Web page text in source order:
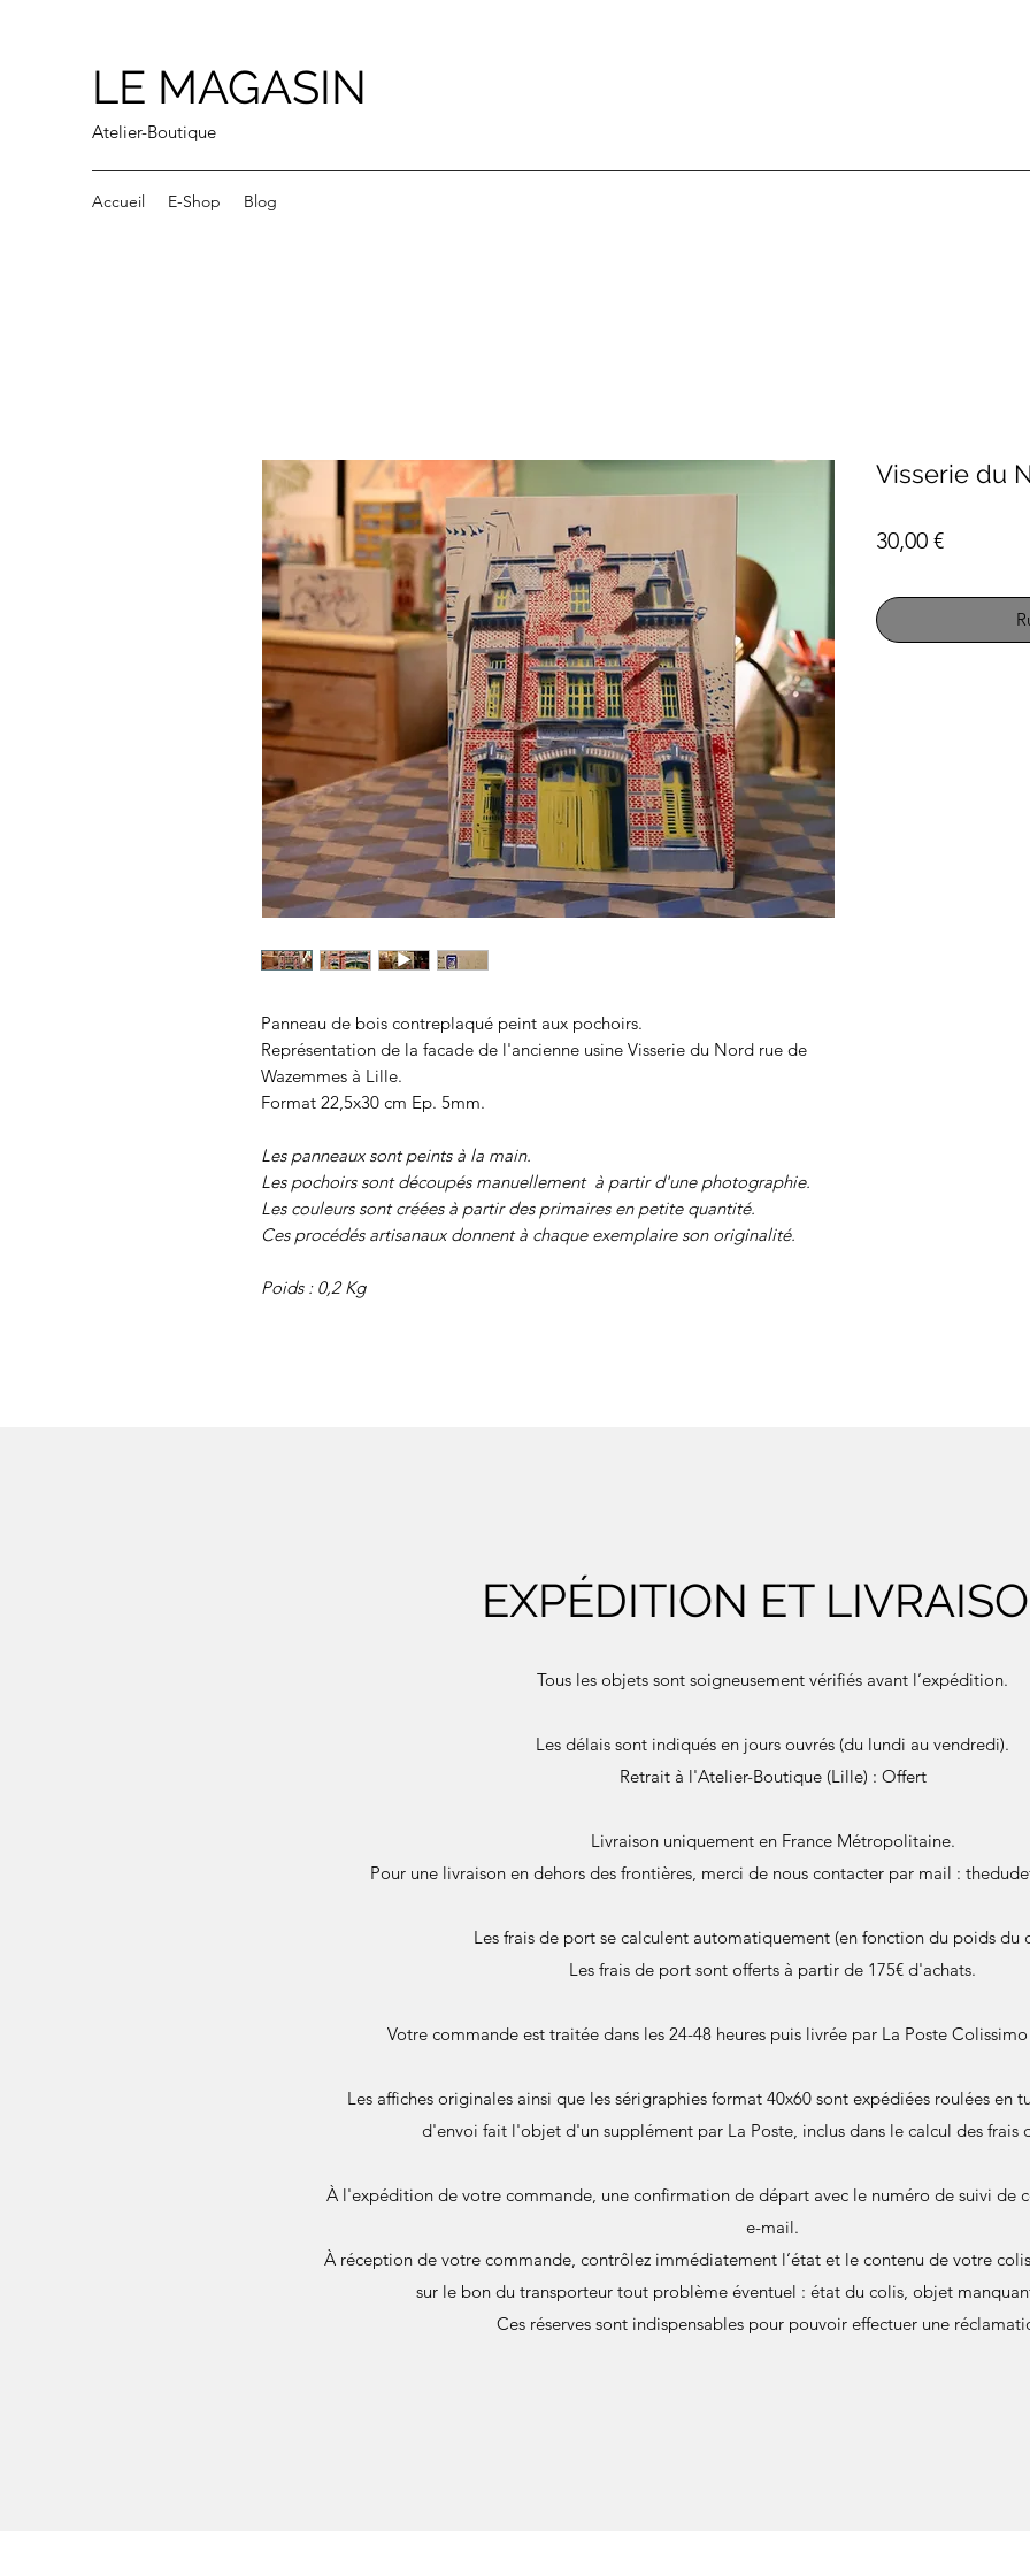
LE MAGASIN
Atelier-Boutique
Accueil E-Shop Blog
Panneau de bois contreplaqué peint aux pochoirs.
Représentation de la facade de l'ancienne usine Visserie du Nord rue de
Wazemmes à Lille.
Format 22,5x30 cm Ep. 5mm.
Les panneaux sont peints à la main.
Les pochoirs sont découpés manuellement à partir d'une photographie.
Les couleurs sont créées à partir des primaires en petite quantité.
Ces procédés artisanaux donnent à chaque exemplaire son originalité.
Poids : 0,2 Kg
Visserie du
30,00 €Prix
EXPÉDITION ET
Tous les objets sont soigneusement vérifiés avant l’expédition.
Les délais sont indiqués en jours ouvrés (du lundi au vendredi).
Retrait à l'Atelier-Boutique (Lille) : Offert
Livraison uniquement en France Métropolitaine.
Pour une livraison en dehors des frontières, merci de nous contacter par mail :
Les frais de port se calculent automatiquement (en fonction du poids du
Les frais de port sont offerts à partir de 175€ d'achats.
Votre commande est traitée dans les 24-48 heures puis livrée par La Poste
Les affiches originales ainsi que les sérigraphies format 40x60 sont expédiées roulées en
d'envoi fait l'objet d'un supplément par La Poste, inclus dans le calcul des frais
À l'expédition de votre commande, une confirmation de départ avec le numéro de suivi de
e-mail.
À réception de votre commande, contrôlez immédiatement l’état et le contenu de votre
sur le bon du transporteur tout problème éventuel : état du colis, objet
Ces réserves sont indispensables pour pouvoir effectuer une